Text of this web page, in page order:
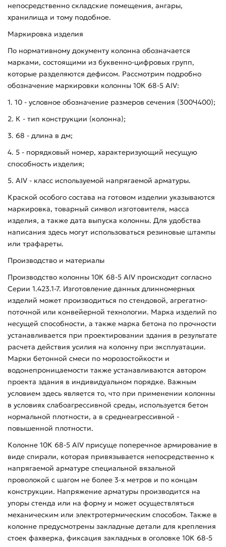
непосредственно складские помещения, ангары,
хранилища и тому подобное.
Маркировка изделия
По нормативному документу колонна обозначается
марками, состоящими из буквенно-цифровых групп,
которые разделяются дефисом. Рассмотрим подробно
обозначение маркировки колонны 10К 68-5 АIV:
1. 10 - условное обозначение размеров сечения (300Ч400);
2. К - тип конструкции (колонна);
3. 68 - длина в дм;
4. 5 - порядковый номер, характеризующий несущую
способность изделия;
5. AIV - класс используемой напрягаемой арматуры.
Краской особого состава на готовом изделии указываются
маркировка, товарный символ изготовителя, масса
изделия, а также дата выпуска колонны. Для удобства
написания здесь могут использоваться резиновые штампы
или трафареты.
Производство и материалы
Производство колонны 10К 68-5 АIV происходит согласно
Серии 1.423.1-7. Изготовление данных длинномерных
изделий может производиться по стендовой, агрегатно-
поточной или конвейерной технологии. Марка изделий по
несущей способности, а также марка бетона по прочности
устанавливается при проектировании здания в результате
расчета действия усилия на колонну при эксплуатации.
Марки бетонной смеси по морозостойкости и
водонепроницаемости также устанавливаются автором
проекта здания в индивидуальном порядке. Важным
условием здесь является то, что при применении колонны
в условиях слабоагрессивной среды, используется бетон
нормальной плотности, а в среднеагрессивной -
повышенной плотности.
Колонне 10К 68-5 АIV присуще поперечное армирование в
виде спирали, которая привязывается непосредственно к
напрягаемой арматуре специальной вязальной
проволокой с шагом не более 3-х метров и по концам
конструкции. Напряжение арматуры производится на
упоры стенда или на форму и может осуществляться
механическим или электротермическим способом. Также в
колонне предусмотрены закладные детали для крепления
стоек фахверка, фиксация закладных в оголовке 10К 68-5